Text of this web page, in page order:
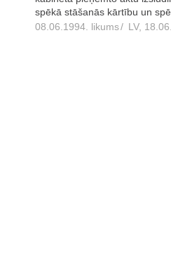
spēkā stāšanās kārtību un
08.06.1994. likums/ LV,